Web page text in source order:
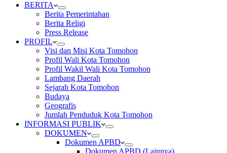
BERITA
Berita Pemerintahan
Berita Religi
Press Release
PROFIL
Visi dan Misi Kota Tomohon
Profil Wali Kota Tomohon
Profil Wakil Wali Kota Tomohon
Lambang Daerah
Sejarah Kota Tomohon
Budaya
Geografis
Jumlah Penduduk Kota Tomohon
INFORMASI PUBLIK
DOKUMEN
Dokumen APBD
Dokumen APBD (Lainnya)